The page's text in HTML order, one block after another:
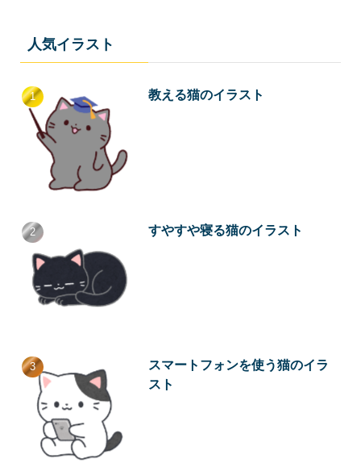
人気イラスト
教える猫のイラスト
すやすや寝る猫のイラスト
スマートフォンを使う猫のイラ
スト